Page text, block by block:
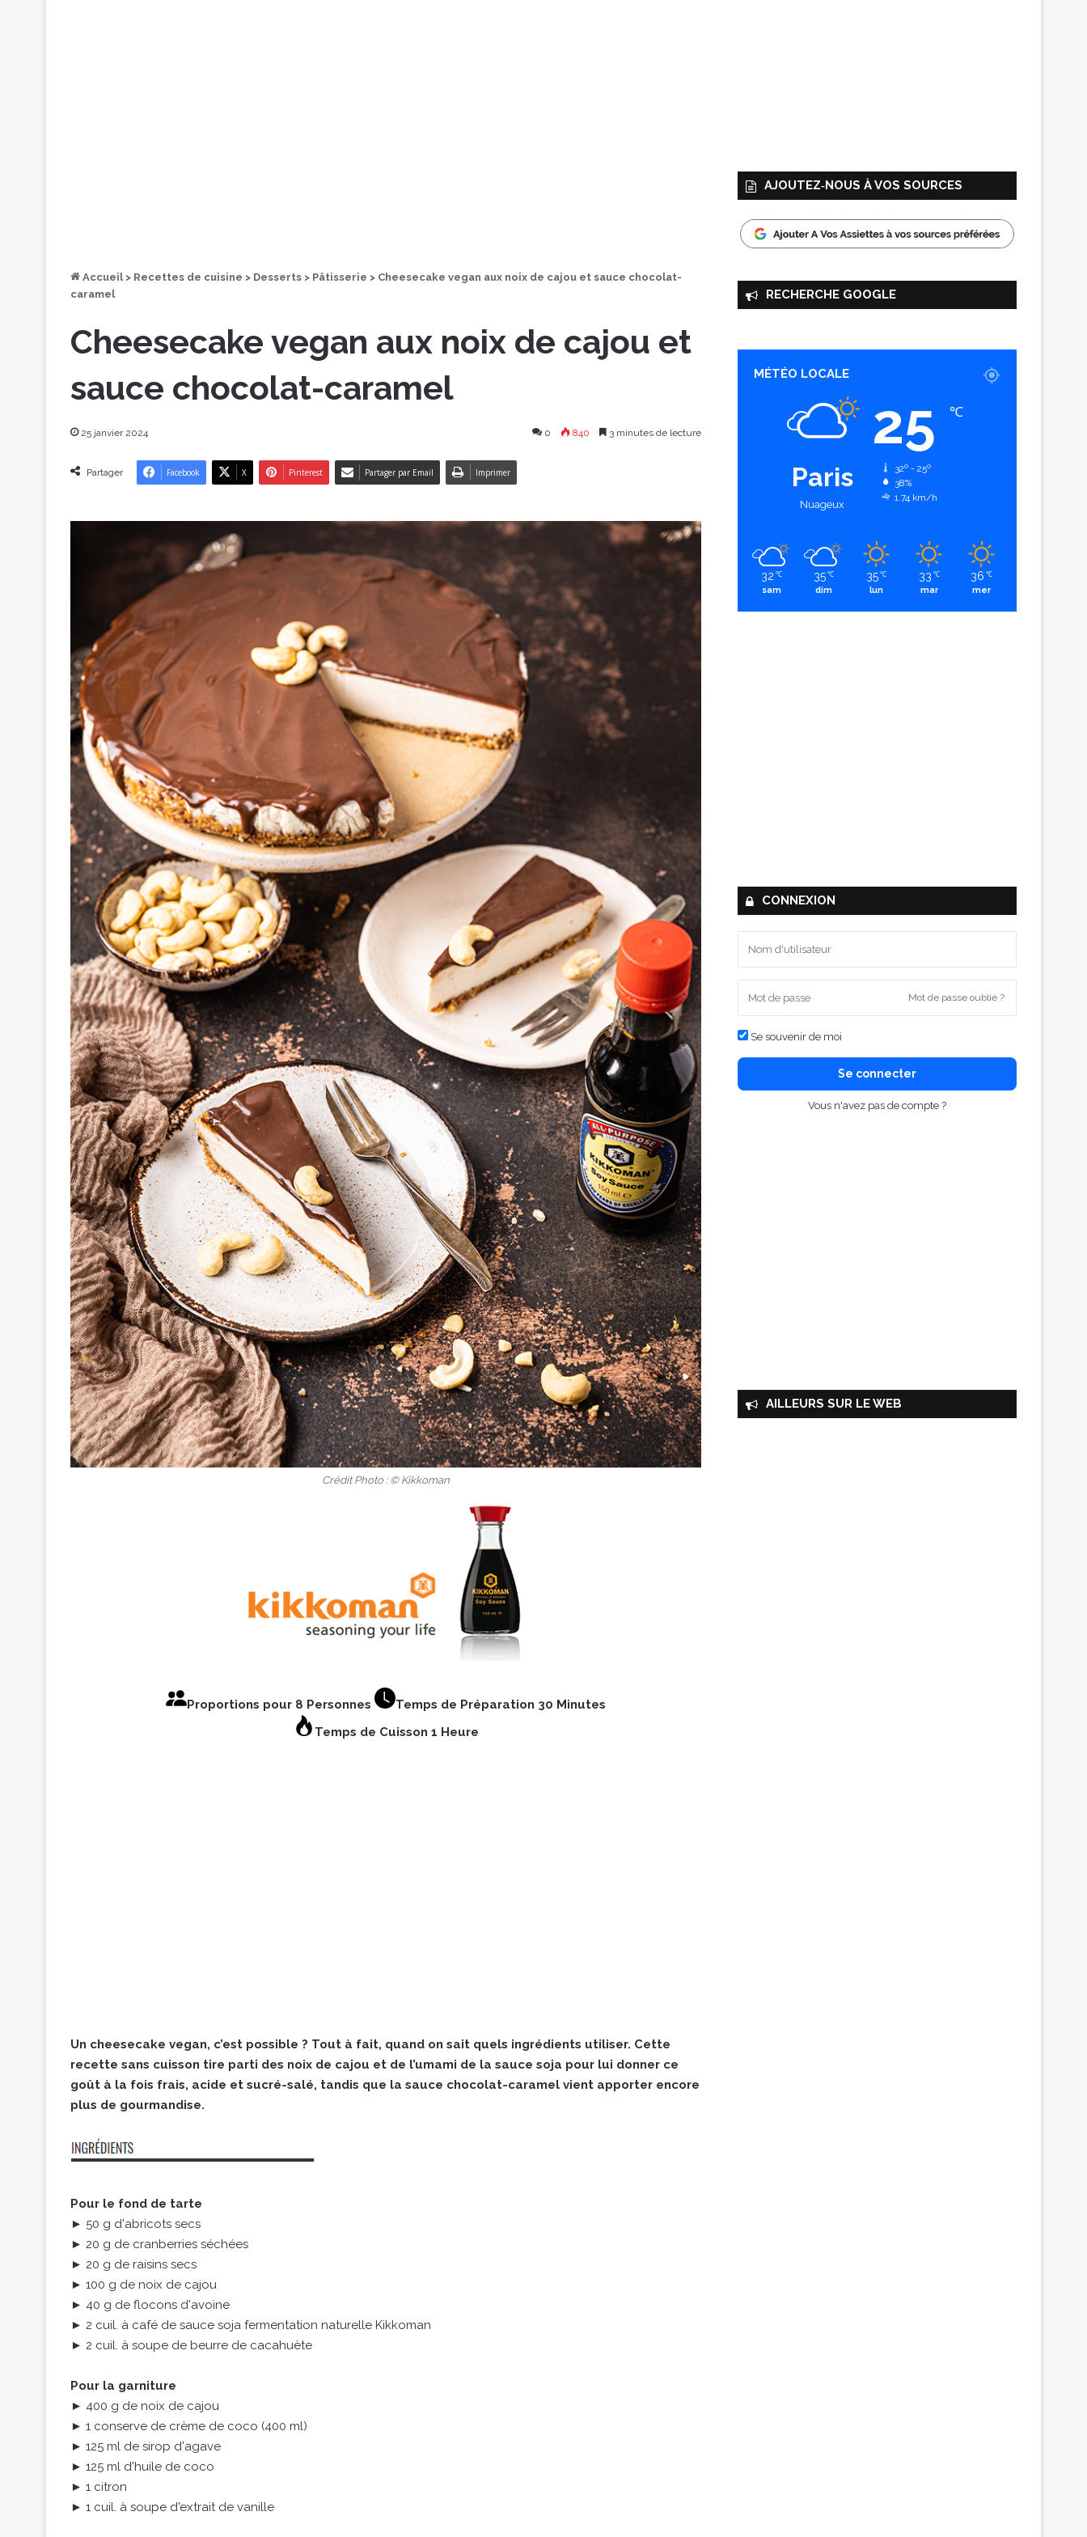
Accueil > Recettes de cuisine > Desserts > Pâtisserie > Cheesecake vegan aux noix de cajou et sauce chocolat-
caramel
Cheesecake vegan aux noix de cajou et
sauce chocolat-caramel
25 janvier 2024 0 840 3 minutes de lecture
Partager Facebook X Pinterest Partager par Email Imprimer
Crédit Photo : © Kikkoman
Proportions pour 8 Personnes
Temps de Préparation 30 Minutes
Temps de Cuisson 1 Heure
Un cheesecake vegan, c’est possible ? Tout à fait, quand on sait quels ingrédients utiliser. Cette
recette sans cuisson tire parti des noix de cajou et de l’umami de la sauce soja pour lui donner ce
goût à la fois frais, acide et sucré-salé, tandis que la sauce chocolat-caramel vient apporter encore
plus de gourmandise.
Pour le fond de tarte
► 50 g d'abricots secs
► 20 g de cranberries séchées
► 20 g de raisins secs
► 100 g de noix de cajou
► 40 g de flocons d'avoine
► 2 cuil. à café de sauce soja fermentation naturelle Kikkoman
► 2 cuil. à soupe de beurre de cacahuète
Pour la garniture
► 400 g de noix de cajou
► 1 conserve de crème de coco (400 ml)
► 125 ml de sirop d'agave
► 125 ml d'huile de coco
► 1 citron
► 1 cuil. à soupe d'extrait de vanille
AJOUTEZ‑NOUS À VOS SOURCES
RECHERCHE GOOGLE
MÉTÉO LOCALE
Paris
Nuageux
25 ℃
32º - 25º
38%
1.74 km/h
32 ℃
sam
35 ℃
dim
35 ℃
lun
33 ℃
mar
36 ℃
mer
CONNEXION
Mot de passe oublié ?
Se souvenir de moi
Se connecter
Vous n'avez pas de compte ?
AILLEURS SUR LE WEB